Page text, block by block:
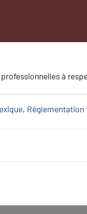
à
, Réglementation